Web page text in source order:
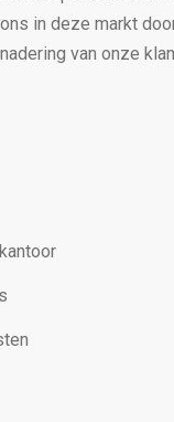
in deze markt
van onze